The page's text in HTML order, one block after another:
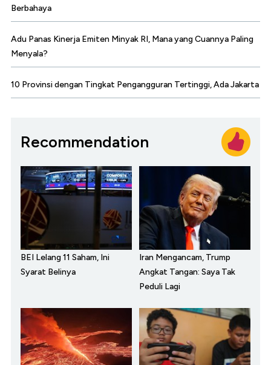
Berbahaya
Adu Panas Kinerja Emiten Minyak RI, Mana yang Cuannya Paling
Menyala?
10 Provinsi dengan Tingkat Pengangguran Tertinggi, Ada Jakarta
Recommendation
BEI Lelang 11 Saham, Ini
Syarat Belinya
Iran Mengancam, Trump
Angkat Tangan: Saya Tak
Peduli Lagi